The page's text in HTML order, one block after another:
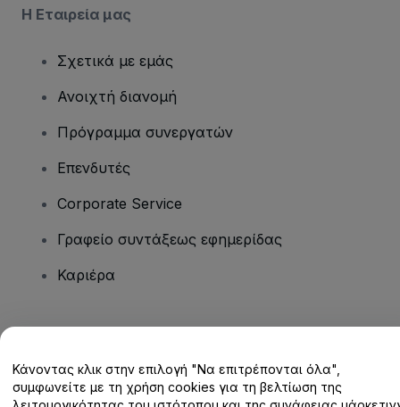
Η Εταιρεία μας
Σχετικά με εμάς
Ανοιχτή διανομή
Πρόγραμμα συνεργατών
Επενδυτές
Corporate Service
Γραφείο συντάξεως εφημερίδας
Καριέρα
Κέντρο βοήθειας / Επικοινωνήστε μαζί μας
Κάνοντας κλικ στην επιλογή "Να επιτρέπονται όλα",
συμφωνείτε με τη χρήση cookies για τη βελτίωση της